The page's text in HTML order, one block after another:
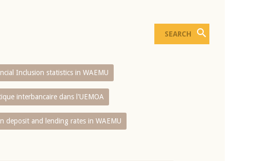
Inclusion statistics in WAEMU
interbancaire dans l'UEMOA
deposit and lending rates in WAEMU